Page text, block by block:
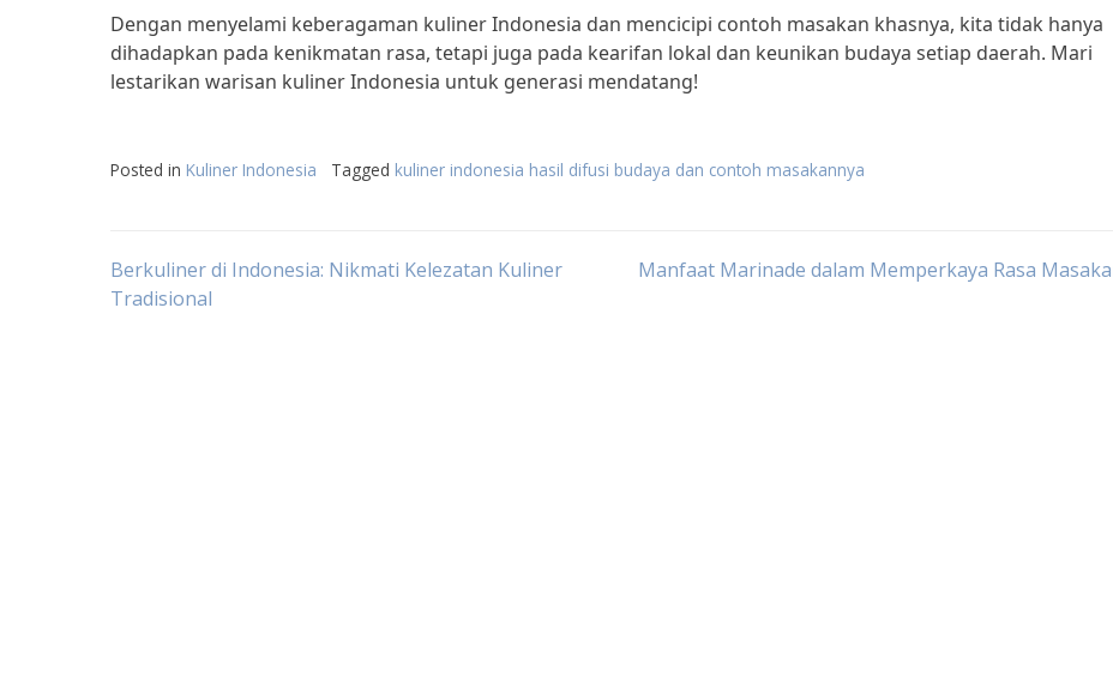
Dengan menyelami keberagaman kuliner Indonesia dan mencicipi contoh masakan khasnya, kita tidak hanya
dihadapkan pada kenikmatan rasa, tetapi juga pada kearifan lokal dan keunikan budaya setiap daerah. Mari
lestarikan warisan kuliner Indonesia untuk generasi mendatang!
Posted in Kuliner Indonesia Tagged kuliner indonesia hasil difusi budaya dan contoh masakannya
Post
Berkuliner di Indonesia: Nikmati Kelezatan Kuliner
Tradisional
Manfaat Marinade dalam Memperkaya Rasa